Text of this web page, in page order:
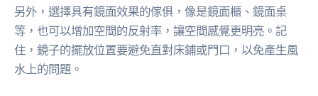
另外，選擇具有鏡面效果的傢俱，像是鏡面櫃、鏡面桌
等，也可以增加空間的反射率，讓空間感覺更明亮。記
住，鏡子的擺放位置要避免直對床鋪或門口，以免產生風
水上的問題。